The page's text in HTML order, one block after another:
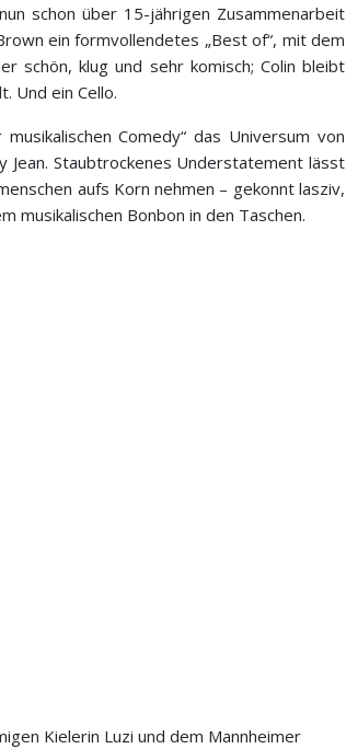
schon über 15-jährigen Zusammenarbeit
ein formvollendetes „Best of“, mit dem
schön, klug und sehr komisch; Colin bleibt
Und ein Cello.
Comedy“ das Universum von
Jean. Staubtrockenes Understatement lässt
aufs Korn nehmen – gekonnt lasziv,
musikalischen Bonbon in den Taschen.
Kielerin Luzi und dem Mannheimer